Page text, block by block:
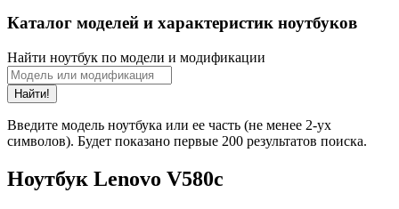
Каталог моделей и характеристик ноутбуков
Найти ноутбук по модели и модификации
Найти!
Введите модель ноутбука или ее часть (не менее 2-ух
символов). Будет показано первые 200 результатов поиска.
Ноутбук Lenovo V580c